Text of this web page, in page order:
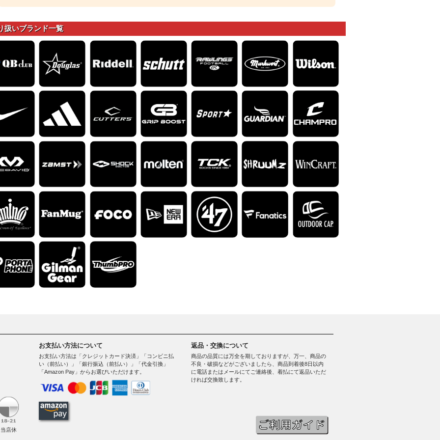
扱いブランド一覧
店休
お支払い方法について
お支払い方法は「クレジットカード決済」「コンビニ払
い（前払い）」「銀行振込（前払い）」「代金引換」
「Amazon Pay」からお選びいただけます。
返品・交換について
商品の品質には万全を期しておりますが、万一、商品の
不良・破損などがございましたら、商品到着後8日以内
に電話またはメールにてご連絡後、着払にて返品いただ
ければ交換致します。